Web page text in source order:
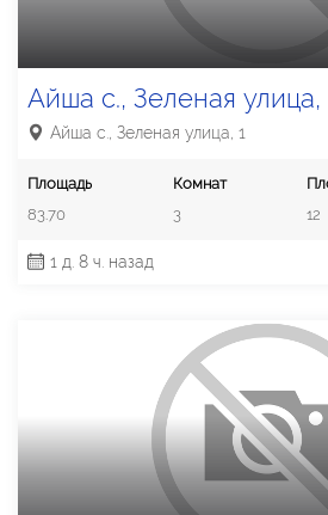
Айша с., Зеленая улица,
Айша с., Зеленая улица, 1
Площадь
83.70
Комнат
3
12
1 д. 8 ч. назад